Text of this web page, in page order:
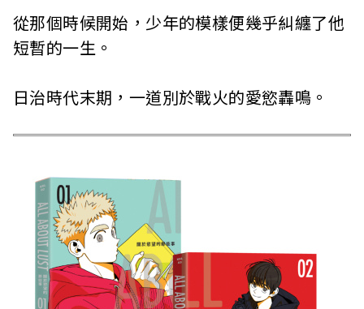
從那個時候開始，少年的模樣便幾乎糾纏了他
短暫的一生。
日治時代末期，一道別於戰火的愛慾轟鳴。